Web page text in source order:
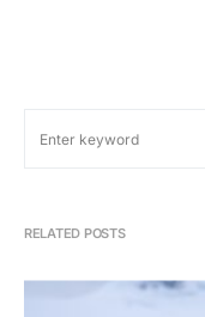
RELATED POSTS